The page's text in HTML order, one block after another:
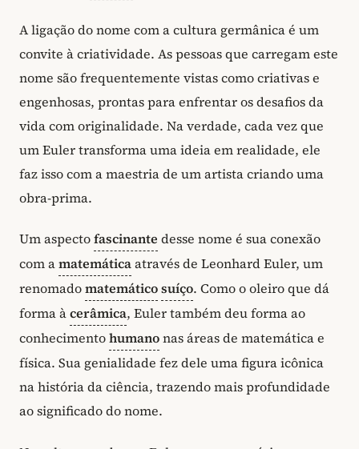
A ligação do nome com a cultura germânica é um
convite à criatividade. As pessoas que carregam este
nome são frequentemente vistas como criativas e
engenhosas, prontas para enfrentar os desafios da
vida com originalidade. Na verdade, cada vez que
um Euler transforma uma ideia em realidade, ele
faz isso com a maestria de um artista criando uma
obra-prima.
Um aspectofascinante desse nome é sua conexão
com amatemáticaatravés de Leonhard Euler, um
renomadomatemáticosuíço. Como o oleiro que dá
forma àcerâmica, Euler também deu forma ao
conhecimentohumanonas áreas de matemática e
física. Sua genialidade fez dele uma figura icônica
na história da ciência, trazendo mais profundidade
ao significado do nome.